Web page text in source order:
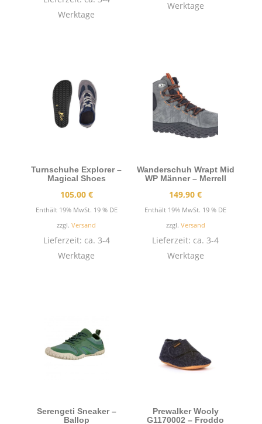
Werktage
Werktage
Turnschuhe Explorer –
Magical Shoes
105,00 €
Enthält 19% MwSt. 19 % DE
zzgl.Versand
Lieferzeit: ca. 3-4
Werktage
Wanderschuh Wrapt Mid
WP Männer – Merrell
149,90€
Enthält 19% MwSt. 19 % DE
zzgl. Versand
Lieferzeit: ca. 3-4
Werktage
Serengeti Sneaker –
Ballop
Prewalker Wooly
G1170002 – Froddo